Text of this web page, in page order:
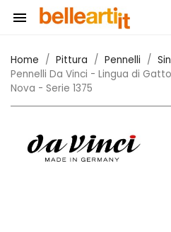

Home Pittura Pennelli
Pennelli Da Vinci - Lingua di
Nova - Serie 1375